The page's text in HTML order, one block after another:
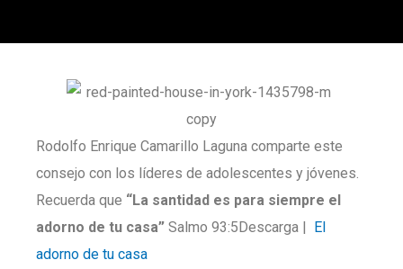
Rodolfo Enrique Camarillo Laguna comparte este
consejo con los líderes de adolescentes y jóvenes.
Recuerda que “La santidad es para siempre el
adorno de tu casa” Salmo 93:5Descarga | El
adorno de tu casa